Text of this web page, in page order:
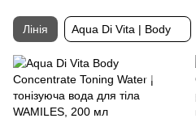
Лінія Aqua Di Vita | Body